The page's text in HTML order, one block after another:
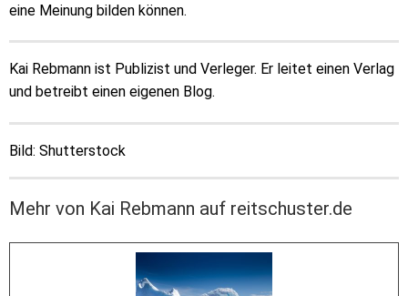
eine Meinung bilden können.
Kai Rebmann ist Publizist und Verleger. Er leitet einen Verlag
und betreibt einen eigenen Blog.
Bild: Shutterstock
Mehr von Kai Rebmann auf reitschuster.de